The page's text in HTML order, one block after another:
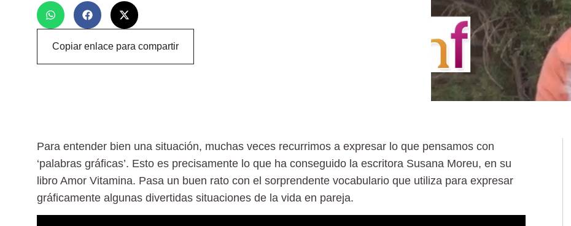
Copiar enlace para compartir
Para entender bien una situación, muchas veces recurrimos a expresar lo que pensamos con
‘palabras gráficas’. Esto es precisamente lo que ha conseguido la escritora Susana Moreu, en su
libro Amor Vitamina. Pasa un buen rato con el sorprendente vocabulario que utiliza para expresar
gráficamente algunas divertidas situaciones de la vida en pareja.